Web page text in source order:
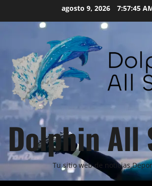
agosto 9, 2026 7:57:46
Dolphin All
Tu sitio web de noticias